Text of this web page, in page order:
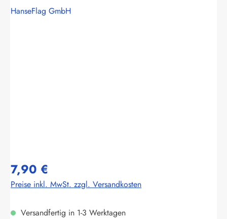
HanseFlag GmbH
7,90 €
Preise inkl. MwSt. zzgl. Versandkosten
Versandfertig in 1-3 Werktagen